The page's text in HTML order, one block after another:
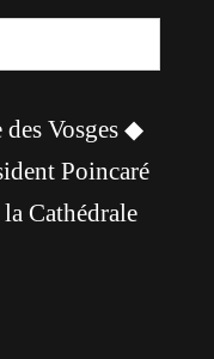
des Vosges ◆
Poincaré
Cathédrale